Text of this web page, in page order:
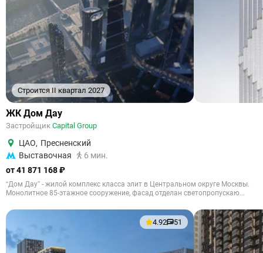
Строится II квартал 2027
ЖК Дом Дау
Застройщик Capital Group
ЦАО, Пресненский
Выставочная
6 мин.
от 41 871 168 ₽
“Дом Дау” - жилой комплекс класса элит в Центральном округе Москвы.
Монолитное 85-этажное сооружение, фасад отделан светопропускаю...
4.92 51